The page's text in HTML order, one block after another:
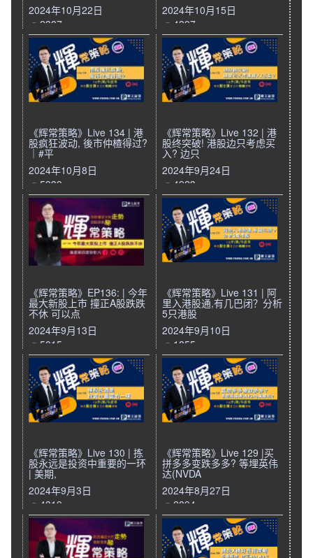
2024年10月22日
2387
2024年10月15日
4397
《辉常策略》Live 134 | 港
股疯狂波动, 後市仲楂得过?
｜#平
2024年10月8日
5939
《辉常策略》Live 132 | 港
股终突破! 港股边只考虑买
入? 边只
2024年9月24日
4923
《辉常策略》EP136: | 今年
最大新股上市 撞正A股跌跌
不休 可以点
2024年9月13日
5015
《辉常策略》Live 131 | 阿
里入港股通,有几巴闭？分析
5只港股
2024年9月10日
1855
《辉常策略》Live 130 | 拣
股永远是投资中重要的一环
| 美期,
2024年9月3日
4319
《辉常策略》Live 129 |买
拼多多变跌多多? 等埋英伟
达(NVDA
2024年8月27日
2894